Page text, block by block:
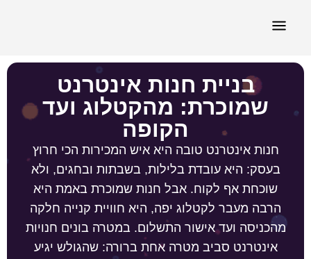
בניית חנות אינטרנט
שמוכרת: מהקטלוג ועד
הקופה
חנות אינטרנט טובה היא איש המכירות הכי חרוץ
בעסק: היא עובדת בלילות, בשבתות ובחגים, ולא
שוכחת אף לקוח. אבל חנות שמוכרת באמת היא
הרבה מעבר לקטלוג יפה, היא חוויית קנייה חלקה
מהכניסה ועד אישור התשלום. במטרה בונים חנויות
אינטרנט סביב מטרה אחת ברורה: שהגולש יגיע